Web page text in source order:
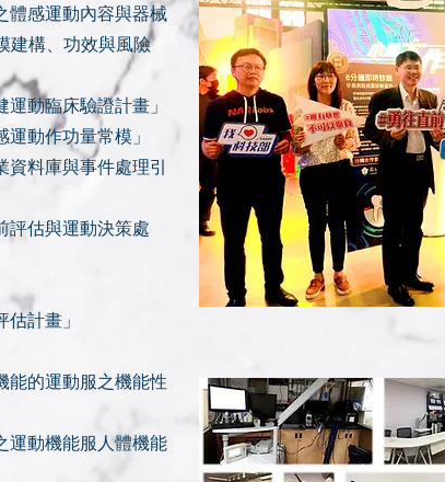
體感運動內容與器械
建構、功效與風險
動臨床驗證計畫」
動作功量常模」
料庫與事件處理引
評估與運動決策處
計畫」
能的運動服之機能性
運動機能服人體機能